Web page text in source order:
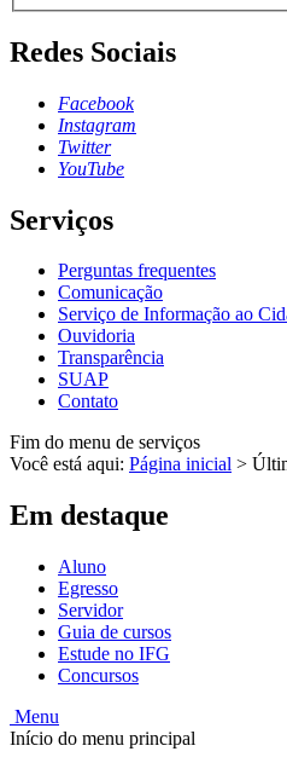
Redes Sociais
Facebook
Instagram
Twitter
YouTube
Serviços
Perguntas frequentes
Comunicação
Serviço de Informação ao
Ouvidoria
Transparência
SUAP
Contato
Fim do menu de serviços
Você está aqui: Página inicial >
Em destaque
Aluno
Egresso
Servidor
Guia de cursos
Estude no IFG
Concursos
Menu
Início do menu principal